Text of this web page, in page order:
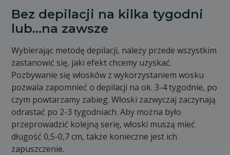
Bez depilacji na kilka tygodni
lub…na zawsze
Wybierając metodę depilacji, należy przede wszystkim
zastanowić się, jaki efekt chcemy uzyskać.
Pozbywanie się włosków z wykorzystaniem wosku
pozwala zapomnieć o depilacji na ok. 3-4 tygodnie, po
czym powtarzamy zabieg. Włoski zazwyczaj zaczynają
odrastać po 2-3 tygodniach. Aby można było
przeprowadzić kolejną serię, włoski muszą mieć
długość 0,5-0,7 cm, także konieczne jest ich
zapuszczenie.